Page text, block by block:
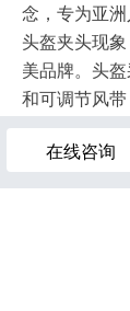
念，专为亚
头盔夹头现
美品牌。头
和可调节风
尚、舒适、
环境下的测
计。
¥ 0.00
在线咨询